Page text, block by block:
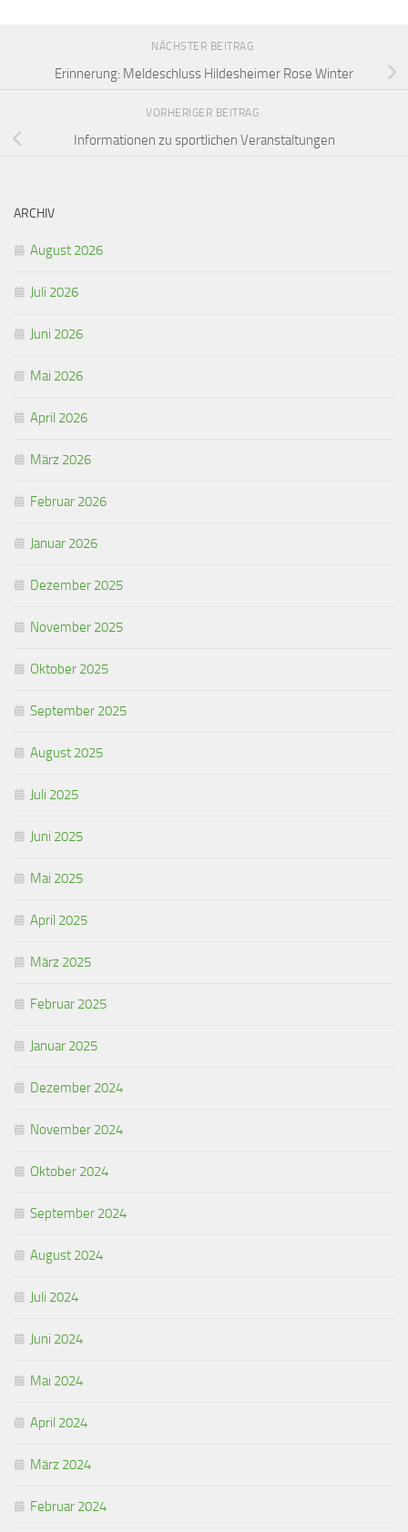
NÄCHSTER BEITRAG
Erinnerung: Meldeschluss Hildesheimer Rose Winter
VORHERIGER BEITRAG
Informationen zu sportlichen Veranstaltungen
ARCHIV
August 2026
Juli 2026
Juni 2026
Mai 2026
April 2026
März 2026
Februar 2026
Januar 2026
Dezember 2025
November 2025
Oktober 2025
September 2025
August 2025
Juli 2025
Juni 2025
Mai 2025
April 2025
März 2025
Februar 2025
Januar 2025
Dezember 2024
November 2024
Oktober 2024
September 2024
August 2024
Juli 2024
Juni 2024
Mai 2024
April 2024
März 2024
Februar 2024